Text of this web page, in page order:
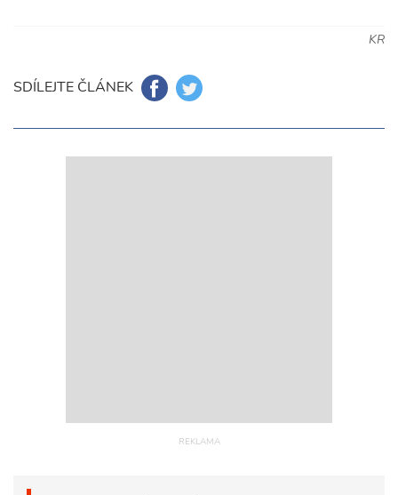
KR
SDÍLEJTE ČLÁNEK